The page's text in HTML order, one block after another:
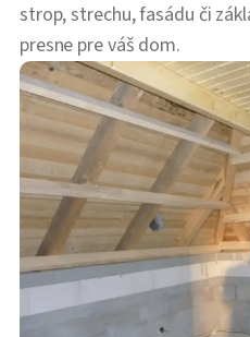
strop, strechu, fasádu či
presne pre váš dom.